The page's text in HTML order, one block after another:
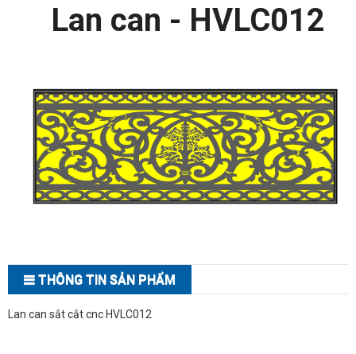
Lan can - HVLC012
THÔNG TIN SẢN PHẨM
Lan can sắt cắt cnc HVLC012